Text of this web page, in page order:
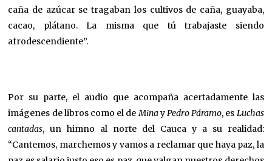
caña de azúcar se tragaban los cultivos de caña, guayaba,
cacao, plátano. La misma que tú trabajaste siendo
afrodescendiente”.
Por su parte, el audio que acompaña acertadamente las
imágenes de libros como el deMinayPedro Páramo, es Luchas
cantadas, un himno al norte del Cauca y a su realidad:
“Cantemos, marchemos y vamos a reclamar que haya paz, la